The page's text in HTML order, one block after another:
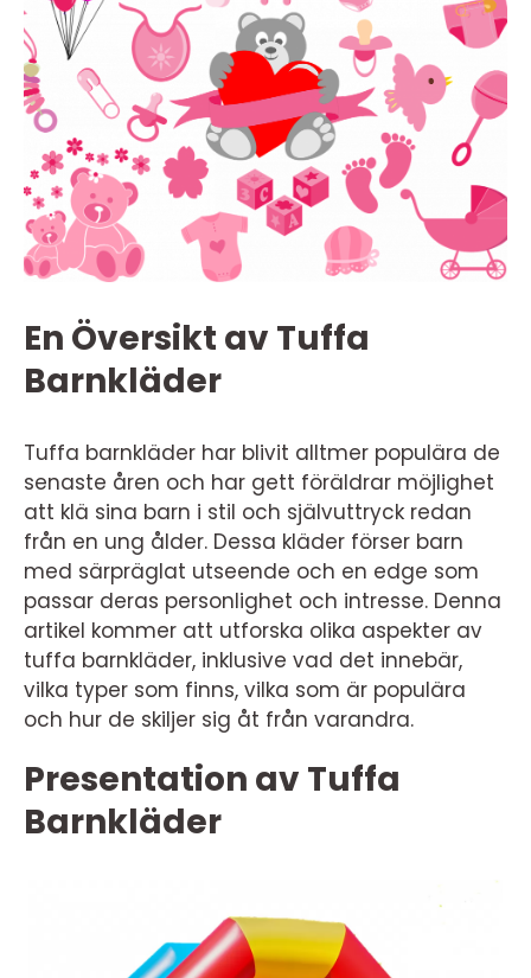
En Översikt av Tuffa
Barnkläder
Tuffa barnkläder har blivit alltmer populära de
senaste åren och har gett föräldrar möjlighet
att klä sina barn i stil och självuttryck redan
från en ung ålder. Dessa kläder förser barn
med särpräglat utseende och en edge som
passar deras personlighet och intresse. Denna
artikel kommer att utforska olika aspekter av
tuffa barnkläder, inklusive vad det innebär,
vilka typer som finns, vilka som är populära
och hur de skiljer sig åt från varandra.
Presentation av Tuffa
Barnkläder